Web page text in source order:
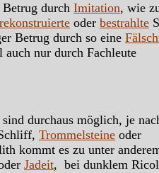
Betrug durch Imitation, wie
rekonstruierte oder bestrahlte
Betrug durch so eine
auch nur durch Fachleute
durchaus möglich, je
Trommelsteine oder
kommt es zu unter
Jadeit, bei dunklem